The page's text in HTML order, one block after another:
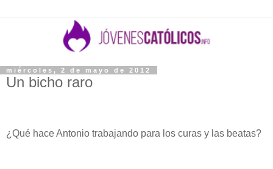
miércoles, 2 de mayo de 2012
Un bicho raro
¿Qué hace Antonio trabajando para los curas y las beatas?